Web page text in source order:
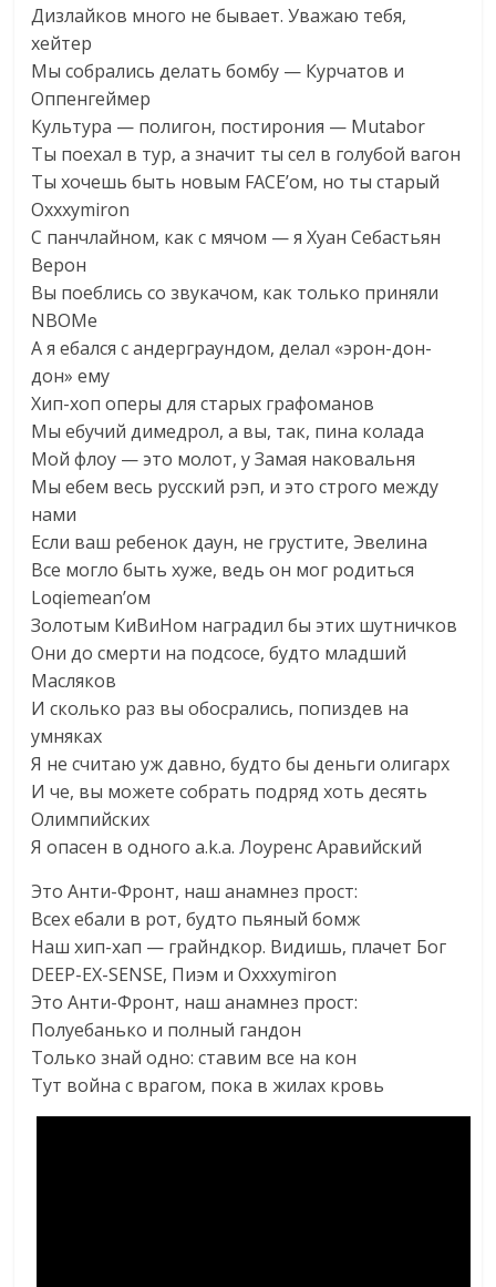
Дизлайков много не бывает. Уважаю тебя,
хейтер
Мы собрались делать бомбу — Курчатов и
Оппенгеймер
Культура — полигон, постирония — Mutabor
Ты поехал в тур, а значит ты сел в голубой вагон
Ты хочешь быть новым FACE’ом, но ты старый
Oxxxymiron
С панчлайном, как с мячом — я Хуан Себастьян
Верон
Вы поеблись со звукачом, как только приняли
NBOMe
А я ебался с андерграундом, делал «эрон-дон-
дон» ему
Хип-хоп оперы для старых графоманов
Мы ебучий димедрол, а вы, так, пина колада
Мой флоу — это молот, у Замая наковальня
Мы ебем весь русский рэп, и это строго между
нами
Если ваш ребенок даун, не грустите, Эвелина
Все могло быть хуже, ведь он мог родиться
Loqiemean’ом
Золотым КиВиНом наградил бы этих шутничков
Они до смерти на подсосе, будто младший
Масляков
И сколько раз вы обосрались, попиздев на
умняках
Я не считаю уж давно, будто бы деньги олигарх
И че, вы можете собрать подряд хоть десять
Олимпийских
Я опасен в одного a.k.a. Лоуренс Аравийский
Это Анти-Фронт, наш анамнез прост:
Всех ебали в рот, будто пьяный бомж
Наш хип-хап — грайндкор. Видишь, плачет Бог
DEEP-EX-SENSE, Пиэм и Oxxxymiron
Это Анти-Фронт, наш анамнез прост:
Полуебанько и полный гандон
Только знай одно: ставим все на кон
Тут война с врагом, пока в жилах кровь